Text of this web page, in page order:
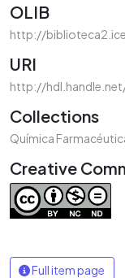
OLIB
http://
URI
http://
Collections
Química
Creative
Full item page